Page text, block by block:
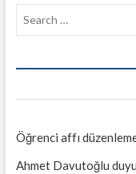
Öğrenci affı
Ahmet Davutoğlu